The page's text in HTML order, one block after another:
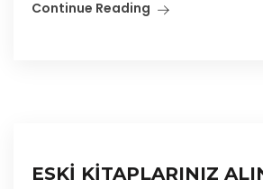
Continue Reading
ESKİ KİTAPLARINIZ